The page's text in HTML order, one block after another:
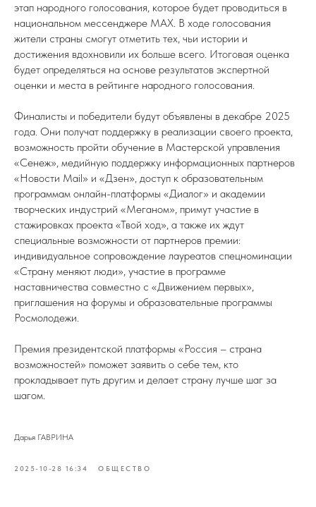
этап народного голосования, которое будет проводиться в
национальном мессенджере MAX. В ходе голосования
жители страны смогут отметить тех, чьи истории и
достижения вдохновили их больше всего. Итоговая оценка
будет определяться на основе результатов экспертной
оценки и места в рейтинге народного голосования.
Финалисты и победители будут объявлены в декабре 2025
года. Они получат поддержку в реализации своего проекта,
возможность пройти обучение в Мастерской управления
«Сенеж», медийную поддержку информационных партнеров
«Новости Mail» и «Дзен», доступ к образовательным
программам онлайн-платформы «Диалог» и академии
творческих индустрий «Меганом», примут участие в
стажировках проекта «Твой ход», а также их ждут
специальные возможности от партнеров премии:
индивидуальное сопровождение лауреатов спецноминации
«Страну меняют люди», участие в программе
наставничества совместно с «Движением первых»,
приглашения на форумы и образовательные программы
Росмолодежи.
Премия президентской платформы «Россия – страна
возможностей» поможет заявить о себе тем, кто
прокладывает путь другим и делает страну лучше шаг за
шагом.
Дарья ГАВРИНА
2025-10-28 16:34 ОБЩЕСТВО